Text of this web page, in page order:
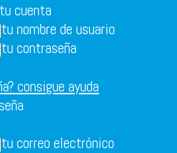
cuenta
tu nombre de usuario
tu contraseña
consigue ayuda
tu correo electrónico